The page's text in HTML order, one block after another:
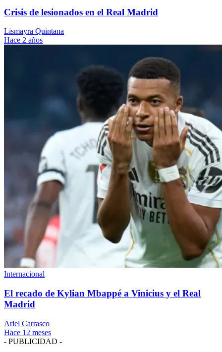
Crisis de lesionados en el Real Madrid
Lismayra Quintana
Hace 2 años
Internacional
El recado de Kylian Mbappé a Vinicius y el Real
Madrid
Ariel Carrasco
Hace 12 meses
- PUBLICIDAD -